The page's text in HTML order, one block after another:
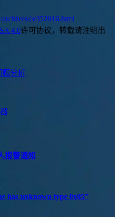
ce352016.html
4.0许可协议，转载请注明出
题分析
报警通知
has unknown type 0x05”